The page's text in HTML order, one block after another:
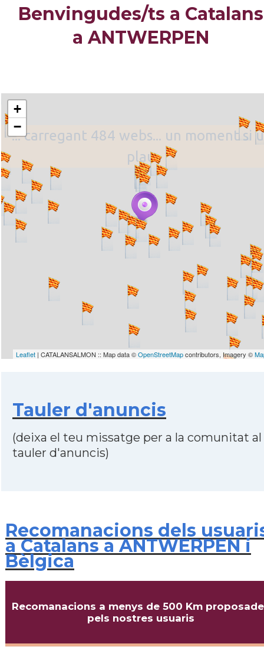
Benvingudes/ts a Catalans
a ANTWERPEN
... carregant 484 webs... un moment si
plau
+
−
Leaflet | CATALANSALMON :: Map data ©OpenStreetMapcontributors, Imagery ©
Tauler d'anuncis
(deixa el teu missatge per a la comunitat al
tauler d'anuncis)
Recomanacions dels
a Catalans a ANTWERPEN i
Bèlgica
Recomanacions a menys de 500 Km
pels nostres usuaris